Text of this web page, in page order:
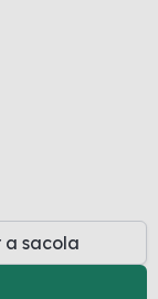
a sacola